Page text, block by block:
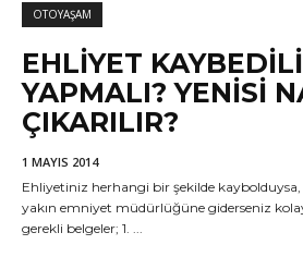
OTOYAŞAM
EHLIYET
YAPMALI? YENISI
ÇIKARILIR?
1 MAYIS 2014
Ehliyetiniz herhangi bir şekilde kaybolduysa,
yakın emniyet müdürlüğüne giderseniz
gerekli belgeler; 1. ...